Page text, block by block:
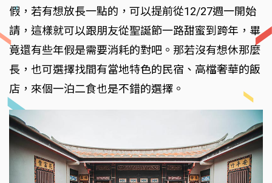
假，若有想放長一點的，可以提前從12/27週一開始
請，這樣就可以跟朋友從聖誕節一路甜蜜到跨年，畢
竟還有些年假是需要消耗的對吧。那若沒有想休那麼
長，也可選擇找間有當地特色的民宿、高檔奢華的飯
店，來個一泊二食也是不錯的選擇。